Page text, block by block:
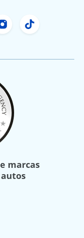
Insurance
Insurance
de Freeway
Instagram
TikTok
marcas